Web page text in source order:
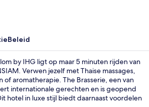
Beleid
by IHG ligt op maar 5 minuten rijden van
Verwen jezelf met Thaise massages,
aromatherapie. The Brasserie, een van
internationale gerechten en is geopend
hotel in luxe stijl biedt daarnaast voordelen